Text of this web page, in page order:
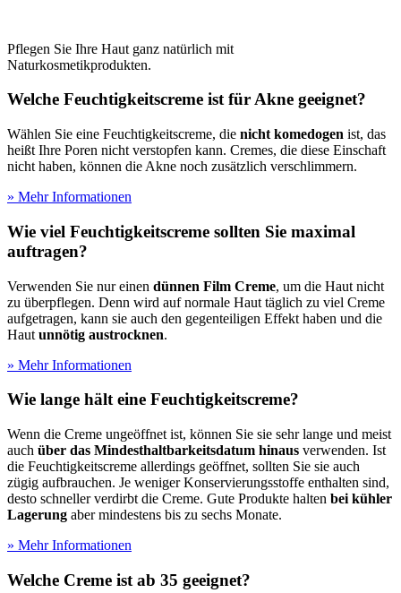
Pflegen Sie Ihre Haut ganz natürlich mit
Naturkosmetikprodukten.
Welche Feuchtigkeitscreme ist für Akne geeignet?
Wählen Sie eine Feuchtigkeitscreme, die nicht komedogen ist, das
heißt Ihre Poren nicht verstopfen kann. Cremes, die diese Einschaft
nicht haben, können die Akne noch zusätzlich verschlimmern.
» Mehr Informationen
Wie viel Feuchtigkeitscreme sollten Sie maximal
auftragen?
Verwenden Sie nur einen dünnen Film Creme, um die Haut nicht
zu überpflegen. Denn wird auf normale Haut täglich zu viel Creme
aufgetragen, kann sie auch den gegenteiligen Effekt haben und die
Haut unnötig austrocknen.
» Mehr Informationen
Wie lange hält eine Feuchtigkeitscreme?
Wenn die Creme ungeöffnet ist, können Sie sie sehr lange und meist
auch über das Mindesthaltbarkeitsdatum hinaus verwenden. Ist
die Feuchtigkeitscreme allerdings geöffnet, sollten Sie sie auch
zügig aufbrauchen. Je weniger Konservierungsstoffe enthalten sind,
desto schneller verdirbt die Creme. Gute Produkte halten bei kühler
Lagerung aber mindestens bis zu sechs Monate.
» Mehr Informationen
Welche Creme ist ab 35 geeignet?